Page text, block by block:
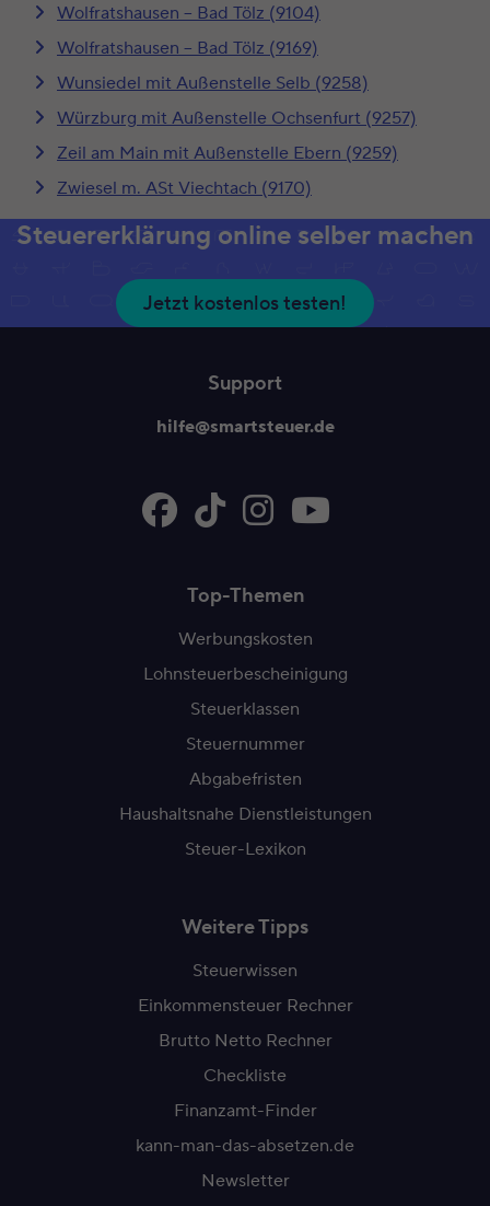
Wolfratshausen – Bad Tölz (9104)
Wolfratshausen – Bad Tölz (9169)
Wunsiedel mit Außenstelle Selb (9258)
Würzburg mit Außenstelle Ochsenfurt (9257)
Zeil am Main mit Außenstelle Ebern (9259)
Zwiesel m. ASt Viechtach (9170)
Steuererklärung online selber machen
Jetzt kostenlos testen!
Support
hilfe@smartsteuer.de
Top-Themen
Werbungskosten
Lohnsteuerbescheinigung
Steuerklassen
Steuernummer
Abgabefristen
Haushaltsnahe Dienstleistungen
Steuer-Lexikon
Weitere Tipps
Steuerwissen
Einkommensteuer Rechner
Brutto Netto Rechner
Checkliste
Finanzamt-Finder
kann-man-das-absetzen.de
Newsletter